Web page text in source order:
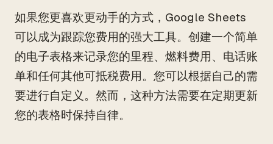
如果您更喜欢更动手的方式，Google Sheets
可以成为跟踪您费用的强大工具。创建一个简单
的电子表格来记录您的里程、燃料费用、电话账
单和任何其他可抵税费用。您可以根据自己的需
要进行自定义。然而，这种方法需要在定期更新
您的表格时保持自律。